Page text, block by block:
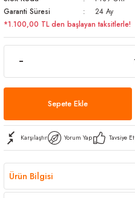
Bezler
Kovalar
Garanti Süresi
24 Ay
*1.100,00 TL den başlayan taksitlerle!
Sepete Ekle
Karşılaştır Yorum Yap Tavsiye Et
Ürün Bilgisi